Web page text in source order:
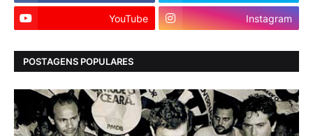
YouTube Instagram
POSTAGENS POPULARES